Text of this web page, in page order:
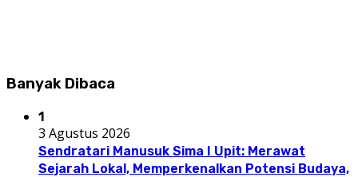
Banyak Dibaca
1
3 Agustus 2026
Sendratari Manusuk Sima I Upit: Merawat
Sejarah Lokal, Memperkenalkan Potensi Budaya,